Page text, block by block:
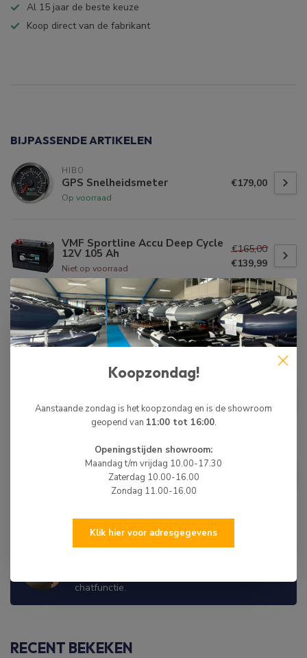
Al 15 jaar de beste keuze
Koop direct van de fabrikant
BIJPASSENDE ARTIKELEN
HIBO
GPS Snelheidsmeter
Op voorraad
€179,00
VMF Sportline Accu Deep Cycle
12V 105 Ah
Niet op voorraad
€165,00
€139,99
Acculader/Druppellader
12V/20A
Op voorraad
€89,95
Niet op voorraad
HIBO Accubak Bevestiging Riem
WIJ ZIJN ER OM JE TE HELPEN!
chatfunctie.
RECENT BEKEKEN
Koopzondag!
Aanstaande zondag is het koopzondag en is de showroom
geopend van 11:00 tot 16:00.
Openingstijden showroom:
Maandag t/m vrijdag 10.00-17.30
Zaterdag 10.00-16.00
Zondag 11.00-16.00
Klik hier voor adresgegevens